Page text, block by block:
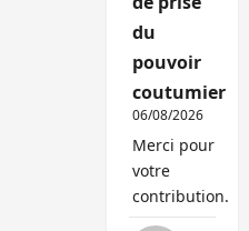
du
pouvoir
coutumier
06/08/2026
Merci pour
votre
contribution.